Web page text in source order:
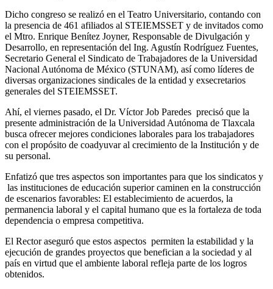
Dicho congreso se realizó en el Teatro Universitario, contando con
la presencia de 461 afiliados al STEIEMSSET y de invitados como
el Mtro. Enrique Benítez Joyner, Responsable de Divulgación y
Desarrollo, en representación del Ing. Agustín Rodríguez Fuentes,
Secretario General el Sindicato de Trabajadores de la Universidad
Nacional Autónoma de México (STUNAM), así como líderes de
diversas organizaciones sindicales de la entidad y exsecretarios
generales del STEIEMSSET.
Ahí, el viernes pasado, el Dr. Víctor Job Paredes precisó que la
presente administración de la Universidad Autónoma de Tlaxcala
busca ofrecer mejores condiciones laborales para los trabajadores
con el propósito de coadyuvar al crecimiento de la Institución y de
su personal.
Enfatizó que tres aspectos son importantes para que los sindicatos y
las instituciones de educación superior caminen en la construcción
de escenarios favorables: El establecimiento de acuerdos, la
permanencia laboral y el capital humano que es la fortaleza de toda
dependencia o empresa competitiva.
El Rector aseguró que estos aspectos permiten la estabilidad y la
ejecución de grandes proyectos que benefician a la sociedad y al
país en virtud que el ambiente laboral refleja parte de los logros
obtenidos.